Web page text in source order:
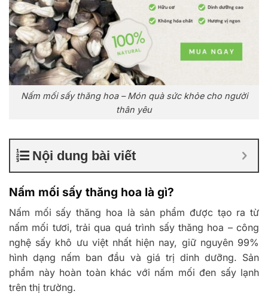
Nấm mối sấy thăng hoa – Món quà sức khỏe cho người
thân yêu
Nội dung bài viết
Nấm mối sấy thăng hoa là gì?
Nấm mối sấy thăng hoa là sản phẩm được tạo ra từ
nấm mối tươi, trải qua quá trình sấy thăng hoa – công
nghệ sấy khô ưu việt nhất hiện nay, giữ nguyên 99%
hình dạng nấm ban đầu và giá trị dinh dưỡng. Sản
phẩm này hoàn toàn khác với nấm mối đen sấy lạnh
trên thị trường.